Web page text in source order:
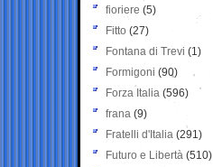
fioriere (5)
Fitto (27)
Fontana di Trevi (1)
Formigoni (90)
Forza Italia (596)
frana (9)
Fratelli d'Italia (291)
Futuro e Libertà (510)